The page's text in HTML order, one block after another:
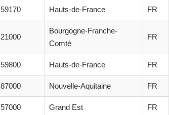
59170 Hauts-de-France FR
21000
Bourgogne-Franche-
Comté
FR
59800 Hauts-de-France FR
87000 Nouvelle-Aquitaine FR
57000 Grand Est FR